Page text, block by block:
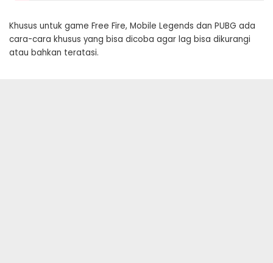
Khusus untuk game Free Fire, Mobile Legends dan PUBG ada
cara-cara khusus yang bisa dicoba agar lag bisa dikurangi
atau bahkan teratasi.